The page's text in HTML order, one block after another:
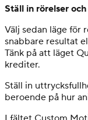
Ställ in rörelser
Välj sedan läge för
snabbare resultat
Tänk på att läget
krediter.
Ställ in
beroende på hur